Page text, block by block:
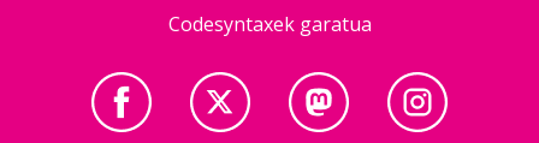
Codesyntaxek garatua